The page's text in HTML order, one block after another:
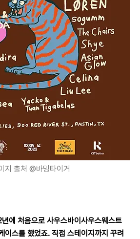
지 출처 @바밍타이거
에 처음으로 사우스바이사우스웨스트
스를 했었죠. 직접 스테이지까지 꾸려